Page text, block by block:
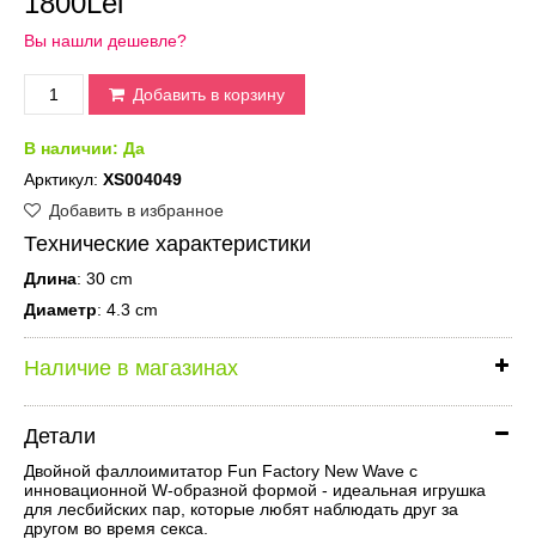
Вы нашли дешевле?
Добавить в корзину
В наличии: Да
Арктикул: XS004049
Добавить в избранное
Технические характеристики
Длина: 30 cm
Диаметр: 4.3 cm
Наличие в магазинах
Детали
Двойной фаллоимитатор Fun Factory New Wave с
инновационной W-образной формой - идеальная игрушка
для лесбийских пар, которые любят наблюдать друг за
другом во время секса.